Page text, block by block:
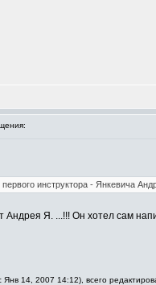
инструктора - Янкевича
Андрея Я. ...!!! Он хотел сам
14, 2007 14:12), всего